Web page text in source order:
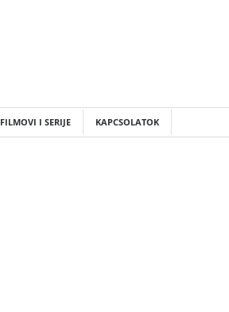
FILMOVI I SERIJE KAPCSOLATOK